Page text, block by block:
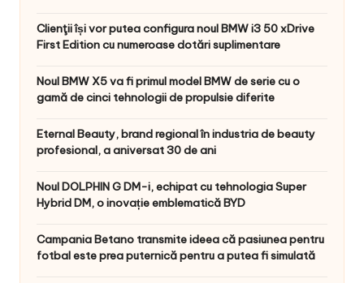
Clienţii își vor putea configura noul BMW i3 50 xDrive
First Edition cu numeroase dotări suplimentare
Noul BMW X5 va fi primul model BMW de serie cu o
gamă de cinci tehnologii de propulsie diferite
Eternal Beauty, brand regional în industria de beauty
profesional, a aniversat 30 de ani
Noul DOLPHIN G DM-i, echipat cu tehnologia Super
Hybrid DM, o inovație emblematică BYD
Campania Betano transmite ideea că pasiunea pentru
fotbal este prea puternică pentru a putea fi simulată